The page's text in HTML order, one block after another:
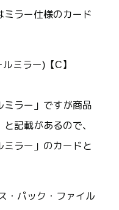
ミラー仕様のカード
ミラー)【C】
ミラー」ですが商品
記載があるので、
ミラー」のカードと
・パック・ファイル